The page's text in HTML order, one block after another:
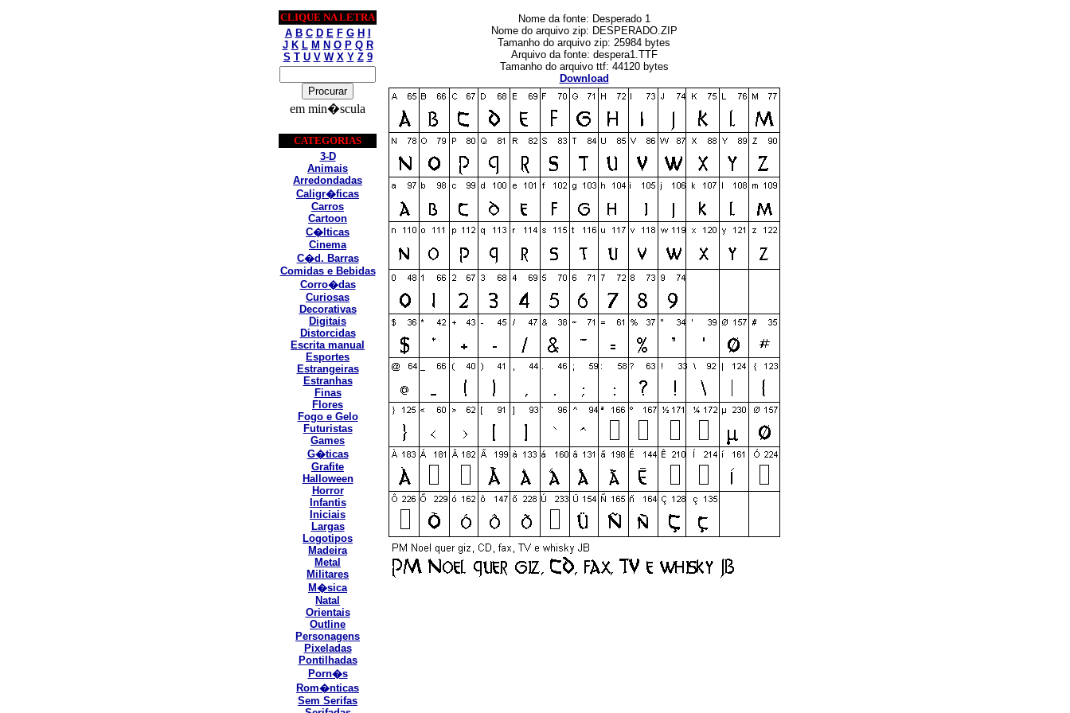
CLIQUE NA LETRA
A B C D E F G H
J K L M N O P Q R
S T U V W X Y Z 9
em min�scula
CATEGORIAS
3-D
Animais
Arredondadas
Caligr�ficas
Carros
Cartoon
C�lticas
Cinema
C�d. Barras
Comidas e Bebidas
Corro�das
Curiosas
Decorativas
Digitais
Distorcidas
Escrita manual
Esportes
Estrangeiras
Estranhas
Finas
Flores
Fogo e Gelo
Futuristas
Games
G�ticas
Grafite
Halloween
Horror
Infantis
Iniciais
Largas
Logotipos
Madeira
Metal
Militares
M�sica
Natal
Orientais
Outline
Personagens
Pixeladas
Pontilhadas
Porn�s
Rom�nticas
Sem Serifas
Nome da fonte: Desperado 1
Nome do arquivo zip: DESPERADO.ZIP
Tamanho do arquivo zip: 25984 bytes
Arquivo da fonte: despera1.TTF
Tamanho do arquivo ttf: 44120 bytes
Download